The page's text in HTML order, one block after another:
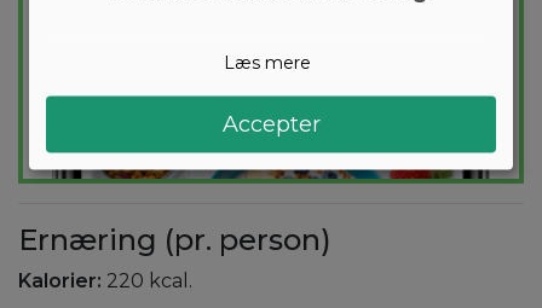
Ernæring (pr. person)
Kalorier: 220 kcal.
Læs mere
Accepter